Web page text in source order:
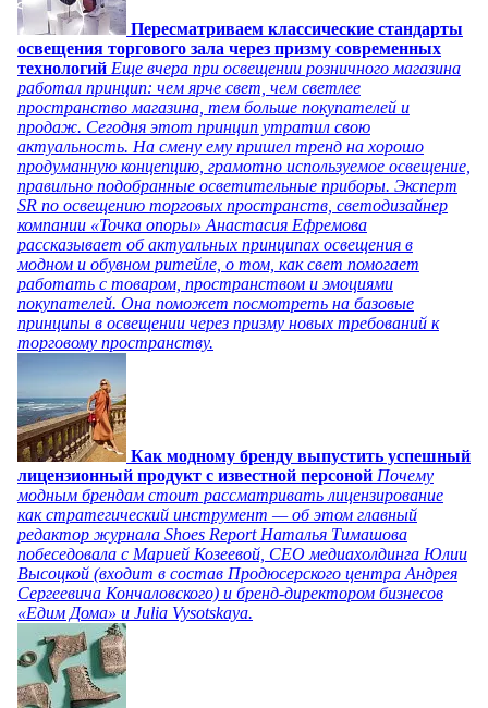
Пересматриваем классические стандарты
освещения торгового зала через призму современных
технологий Еще вчера при освещении розничного магазина
работал принцип: чем ярче свет, чем светлее
пространство магазина, тем больше покупателей и
продаж. Сегодня этот принцип утратил свою
актуальность. На смену ему пришел тренд на хорошо
продуманную концепцию, грамотно используемое освещение,
правильно подобранные осветительные приборы. Эксперт
SR по освещению торговых пространств, светодизайнер
компании «Точка опоры» Анастасия Ефремова
рассказывает об актуальных принципах освещения в
модном и обувном ритейле, о том, как свет помогает
работать с товаром, пространством и эмоциями
покупателей. Она поможет посмотреть на базовые
принципы в освещении через призму новых требований к
торговому пространству.
Как модному бренду выпустить успешный
лицензионный продукт с известной персоной Почему
модным брендам стоит рассматривать лицензирование
как стратегический инструмент — об этом главный
редактор журнала Shoes Report Наталья Тимашова
побеседовала с Марией Козеевой, СЕО медиахолдинга Юлии
Высоцкой (входит в состав Продюсерского центра Андрея
Сергеевича Кончаловского) и бренд-директором бизнесов
«Едим Дома» и Julia Vysotskaya.